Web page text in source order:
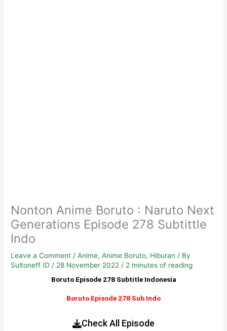
Nonton Anime Boruto : Naruto Next
Generations Episode 278 Subtittle
Indo
Leave a Comment /Anime,Anime Boruto, Hiburan / By
Sultoneff ID/ 28 November 2022/ 2 minutes of reading
Boruto Episode 278 Subtitle Indonesia
Boruto Episode 278 Sub Indo
Check All Episode